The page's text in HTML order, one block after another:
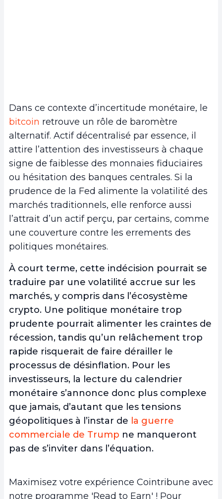
Dans ce contexte d’incertitude monétaire, le
bitcoin retrouve un rôle de baromètre
alternatif. Actif décentralisé par essence, il
attire l’attention des investisseurs à chaque
signe de faiblesse des monnaies fiduciaires
ou hésitation des banques centrales. Si la
prudence de la Fed alimente la volatilité des
marchés traditionnels, elle renforce aussi
l’attrait d’un actif perçu, par certains, comme
une couverture contre les errements des
politiques monétaires.
À court terme, cette indécision pourrait se
traduire par une volatilité accrue sur les
marchés, y compris dans l’écosystème
crypto. Une politique monétaire trop
prudente pourrait alimenter les craintes de
récession, tandis qu’un relâchement trop
rapide risquerait de faire dérailler le
processus de désinflation. Pour les
investisseurs, la lecture du calendrier
monétaire s’annonce donc plus complexe
que jamais, d’autant que les tensions
géopolitiques à l’instar de la guerre
commerciale de Trump ne manqueront
pas de s’inviter dans l’équation.
Maximisez votre expérience Cointribune avec
notre programme 'Read to Earn' ! Pour